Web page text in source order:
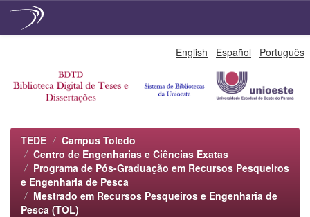
English Español Português
TEDE
Campus Toledo
Centro de Engenharias e Ciências Exatas
Programa de Pós-Graduação em Recursos Pesqueiros
e Engenharia de Pesca
Mestrado em Recursos Pesqueiros e Engenharia de
Pesca (TOL)